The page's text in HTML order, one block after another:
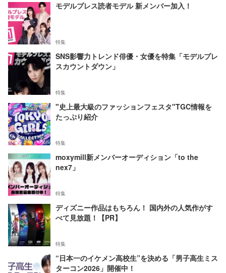
モデルプレス読者モデル 新メンバー加入！
特集
SNS影響力トレンド俳優・女優を特集「モデルプレ
スカウントダウン」
特集
"史上最大級のファッションフェスタ"TGC情報を
たっぷり紹介
特集
moxymill新メンバーオーディション「to the
nex7」
特集
ディズニー作品はもちろん！ 国内外の人気作がす
べて見放題！【PR】
特集
“日本一のイケメン高校生”を決める「男子高生ミス
ターコン2026」開催中！